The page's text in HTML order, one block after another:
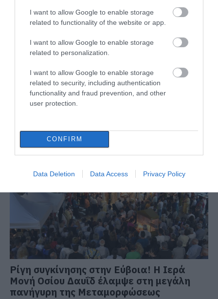
I want to allow Google to enable storage
related to functionality of the website or app.
I want to allow Google to enable storage
related to personalization.
I want to allow Google to enable storage
related to security, including authentication
functionality and fraud prevention, and other
user protection.
CONFIRM
Data Deletion Data Access Privacy Policy
ΔΙΑΒΑΣΤΕ ΕΠΙΣΗΣ
Ρίγη συγκίνησης στην Εύβοια! Η Ιερά
Μονή Οσίου Δαυΐδ έλαμψε στη μεγάλη
πανήγυρη της Μεταμορφώσεως